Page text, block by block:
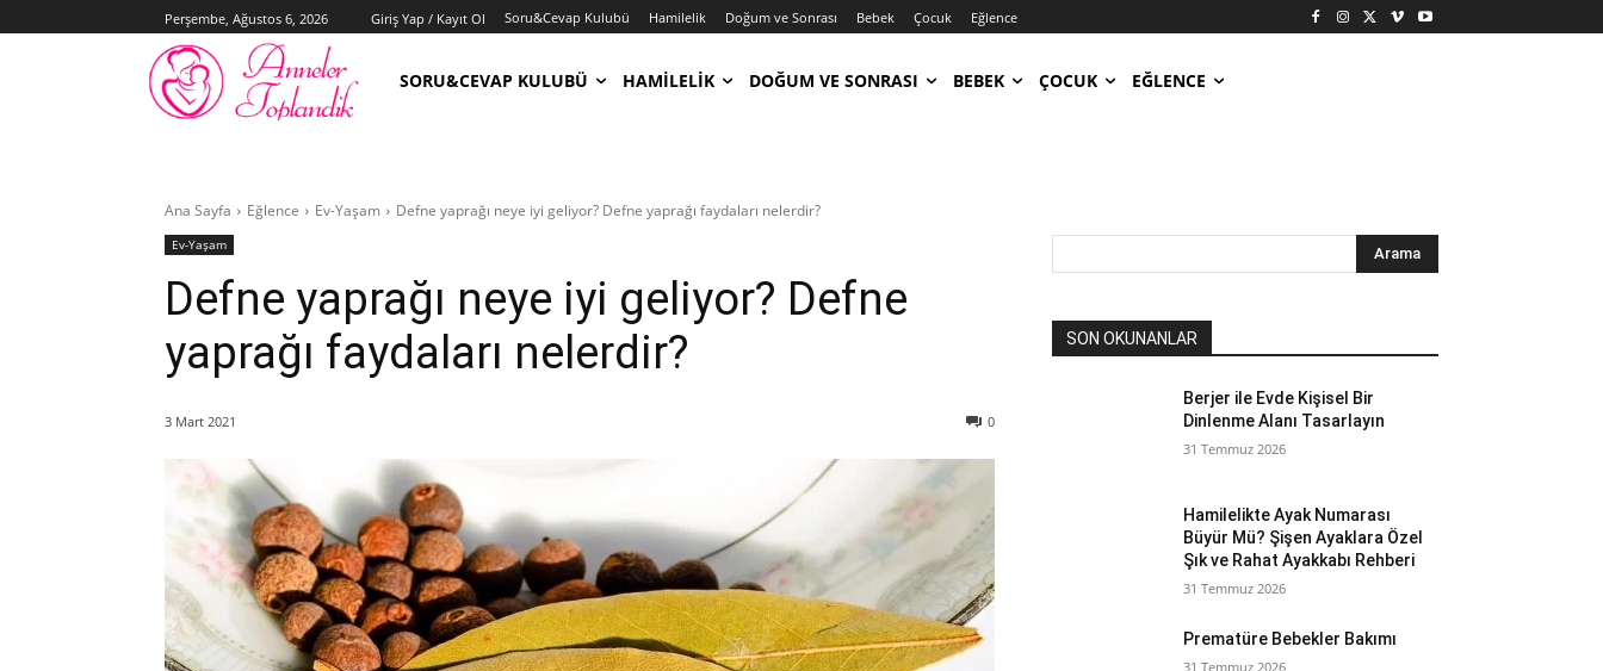
Perşembe, Ağustos 6, 2026 Giriş Yap / Kayıt Ol Soru&Cevap Kulubü Hamilelik Doğum ve Sonrası Bebek Çocuk Eğlence
SORU&CEVAP KULUBÜ HAMILELIK DOĞUM VE SONRASI BEBEK ÇOCUK EĞLENCE
Ana Sayfa Eğlence Ev-Yaşam Defne yaprağı neye iyi geliyor? Defne yaprağı faydaları nelerdir?
Ev-Yaşam
Defne yaprağı neye iyi geliyor? Defne
yaprağı faydaları nelerdir?
3 Mart 2021 0
Arama
SON OKUNANLAR
Berjer ile Evde Kişisel Bir
Dinlenme Alanı Tasarlayın
31 Temmuz 2026
Hamilelikte Ayak Numarası
Büyür Mü? Şişen Ayaklara Özel
Şık ve Rahat Ayakkabı Rehberi
31 Temmuz 2026
Prematüre Bebekler Bakımı
31 Temmuz 2026